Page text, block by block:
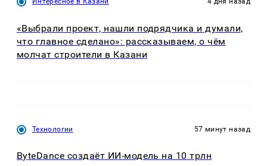
«Выбрали проект, нашли подрядчика и думали,
что главное сделано»: рассказываем, о чём
молчат строители в Казани
Технологии 57 минут назад
ByteDance создаёт ИИ-модель на 10 трлн